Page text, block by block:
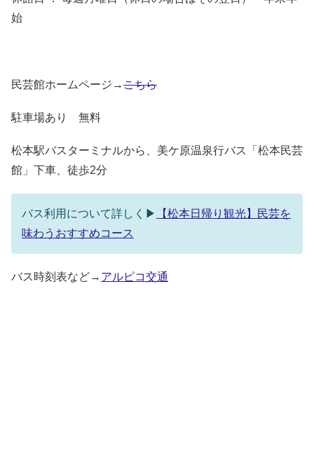
始
民芸館ホームページ→こちら
駐車場あり 無料
松本駅バスターミナルから、美ケ原温泉行バス「松本民芸
館」下車、徒歩2分
バス利用について詳しく▶
【松本日帰り観光】民芸を
味わうおすすめコース
バス時刻表など→ アルピコ交通